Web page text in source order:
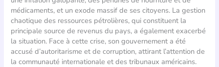
médicaments, et un exode massif de ses citoyens. La gestion
chaotique des ressources pétrolières, qui constituent la
principale source de revenus du pays, a également exacerbé
la situation. Face à cette crise, son gouvernement a été
accusé d’autoritarisme et de corruption, attirant l’attention de
la communauté internationale et des tribunaux américains.